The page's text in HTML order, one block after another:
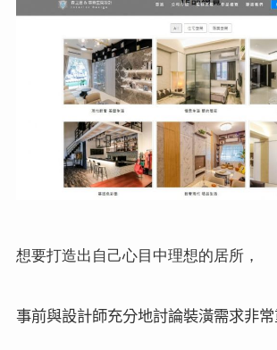
想要打造出自己心目中理想的居所，
事前與設計師充分地討論裝潢需求非常